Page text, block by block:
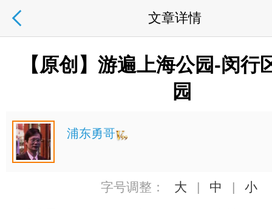
文章详情
【原创】游遍上海公园-闵行
园
浦东勇哥
字号调整： 大 | 中 | 小